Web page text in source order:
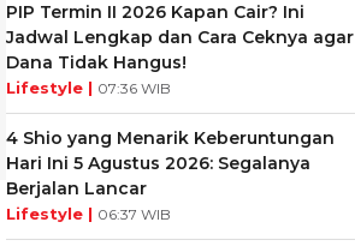
PIP Termin II 2026 Kapan Cair? Ini
Jadwal Lengkap dan Cara Ceknya agar
Dana Tidak Hangus!
Lifestyle | 07:36 WIB
4 Shio yang Menarik Keberuntungan
Hari Ini 5 Agustus 2026: Segalanya
Berjalan Lancar
Lifestyle | 06:37 WIB